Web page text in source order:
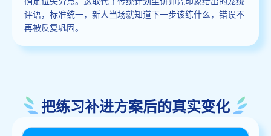
评语，标准统一，新人当场就知道下一步该练什么，错误不
再被反复巩固。
把练习补进方案后的真实变化